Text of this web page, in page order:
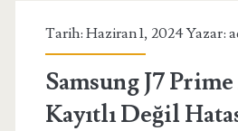
Tarih: Haziran 1, 2024 Yazar:
Samsung J7
Kayıtlı Değil